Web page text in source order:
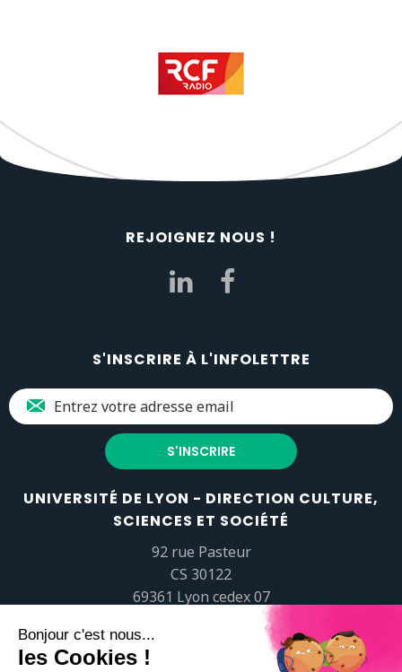
REJOIGNEZ NOUS !
S'INSCRIRE À L'INFOLETTRE
UNIVERSITÉ DE LYON - DIRECTION CULTURE,
SCIENCES ET SOCIÉTÉ
92 rue Pasteur
CS 30122
69361 Lyon cedex 07
popsciences@universite-lyon.fr
Tél.+33 (0)4 37 37 82 01